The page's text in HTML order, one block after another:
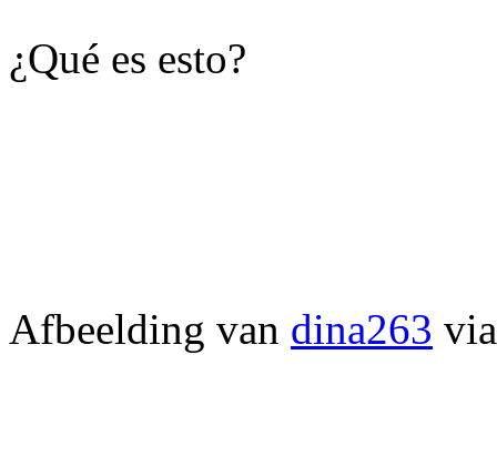
¿Qué es esto?
Afbeelding van dina263